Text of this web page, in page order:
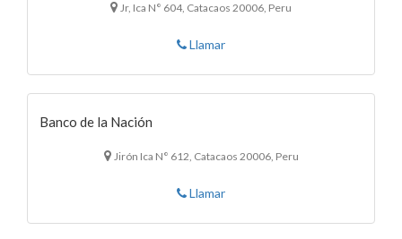
Jr, Ica N° 604, Catacaos 20006, Peru
Llamar
Banco de la Nación
Jirón Ica N° 612, Catacaos 20006, Peru
Llamar